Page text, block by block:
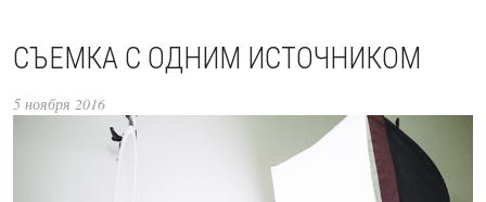
СЪЕМКА С ОДНИМ ИСТОЧНИКОМ
5 ноября 2016